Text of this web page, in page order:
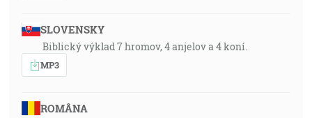
SLOVENSKY
Biblický výklad 7 hromov, 4 anjelov a 4 koní.
MP3
ROMÂNA